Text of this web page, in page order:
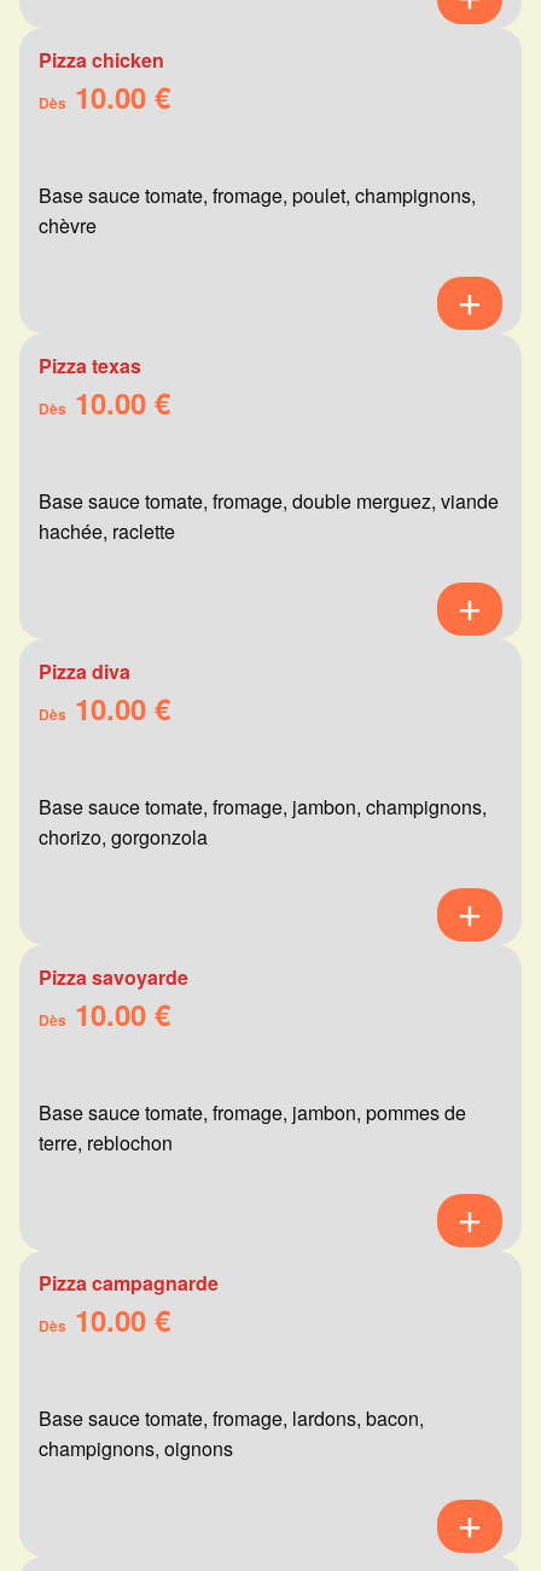
Pizza chicken
Dès 10.00 €
Base sauce tomate, fromage, poulet, champignons,
chèvre
Pizza texas
Dès 10.00 €
Base sauce tomate, fromage, double merguez, viande
hachée, raclette
Pizza diva
Dès 10.00 €
Base sauce tomate, fromage, jambon, champignons,
chorizo, gorgonzola
Pizza savoyarde
Dès 10.00 €
Base sauce tomate, fromage, jambon, pommes de
terre, reblochon
Pizza campagnarde
Dès 10.00 €
Base sauce tomate, fromage, lardons, bacon,
champignons, oignons